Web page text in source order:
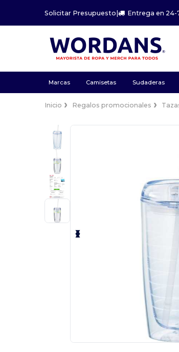
Solicitar Presupuesto| Entrega en 24-
Marcas Camisetas Sudaderas
Inicio Regalos promocionales